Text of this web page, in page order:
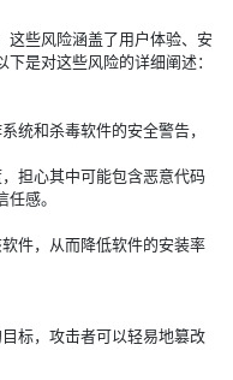
这些风险涵盖了用户体验、安
是对这些风险的详细阐述：
统和杀毒软件的安全警告，
担心其中可能包含恶意代码
感。
件，从而降低软件的安装率
标，攻击者可以轻易地篡改